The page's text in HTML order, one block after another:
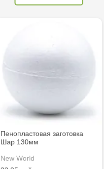
Пенопластовая заготовка
Шар 130мм
New World